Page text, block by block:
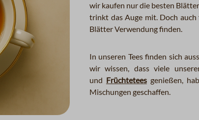
wir kaufen nur die besten
trinkt das Auge mit. Doch auch
Blätter Verwendung finden.
In unseren Tees finden sich
wir wissen, dass viele
und Früchteteesgenießen,
Mischungen geschaffen.